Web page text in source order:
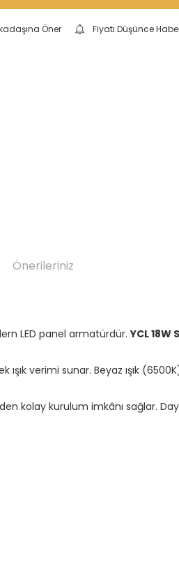
Öner Fiyatı Düşünce
Önerileriniz
LED panel armatürdür.YCL
ışık verimi sunar. Beyaz ışık
kolay kurulum imkânı sağlar.